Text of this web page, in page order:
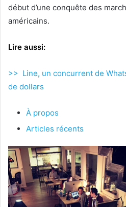
début d’une conquête des
américains.
Lire aussi:
>> Line, un concurrent de
de dollars
À propos
Articles récents